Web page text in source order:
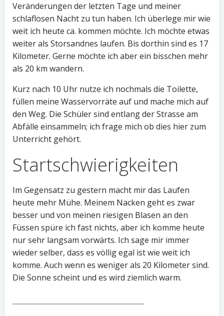
Veränderungen der letzten Tage und meiner
schlaflosen Nacht zu tun haben. Ich überlege mir wie
weit ich heute ca. kommen möchte. Ich möchte etwas
weiter als Storsandnes laufen. Bis dorthin sind es 17
Kilometer. Gerne möchte ich aber ein bisschen mehr
als 20 km wandern.
Kurz nach 10 Uhr nutze ich nochmals die Toilette,
füllen meine Wasservorräte auf und mache mich auf
den Weg. Die Schüler sind entlang der Strasse am
Abfälle einsammeln; ich frage mich ob dies hier zum
Unterricht gehört.
Startschwierigkeiten
Im Gegensatz zu gestern macht mir das Laufen
heute mehr Mühe. Meinem Nacken geht es zwar
besser und von meinen riesigen Blasen an den
Füssen spüre ich fast nichts, aber ich komme heute
nur sehr langsam vorwärts. Ich sage mir immer
wieder selber, dass es völlig egal ist wie weit ich
komme. Auch wenn es weniger als 20 Kilometer sind.
Die Sonne scheint und es wird ziemlich warm.